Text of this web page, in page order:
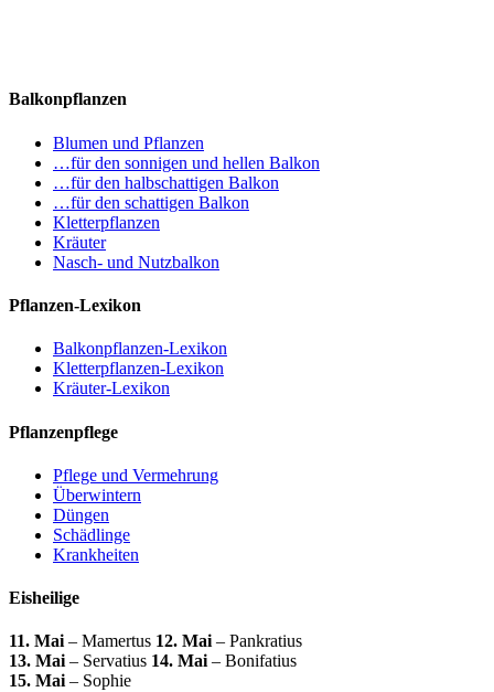
Balkonpflanzen
Blumen und Pflanzen
…für den sonnigen und hellen Balkon
…für den halbschattigen Balkon
…für den schattigen Balkon
Kletterpflanzen
Kräuter
Nasch- und Nutzbalkon
Pflanzen-Lexikon
Balkonpflanzen-Lexikon
Kletterpflanzen-Lexikon
Kräuter-Lexikon
Pflanzenpflege
Pflege und Vermehrung
Überwintern
Düngen
Schädlinge
Krankheiten
Eisheilige
11. Mai – Mamertus 12. Mai – Pankratius
13. Mai – Servatius 14. Mai – Bonifatius
15. Mai – Sophie